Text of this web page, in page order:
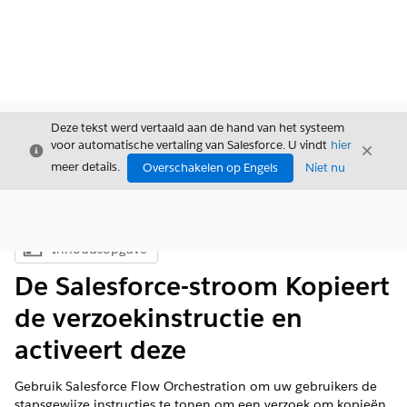
Sluiten
Deze tekst werd vertaald aan de hand van het systeem
voor automatische vertaling van Salesforce. U vindt hier
meer details.
Overschakelen op Engels Niet nu
Sluiten
Inhoudsopgave weergeven
Inhoudsopgave
De Salesforce-stroom Kopieert
de verzoekinstructie en
activeert deze
Gebruik Salesforce Flow Orchestration om uw gebruikers de